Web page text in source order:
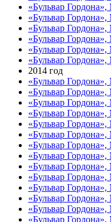
«Бульвар
«Бульвар
«Бульвар
«Бульвар
«Бульвар
«Бульвар
2014 год
«Бульвар
«Бульвар
«Бульвар
«Бульвар
«Бульвар
«Бульвар
«Бульвар
«Бульвар
«Бульвар
«Бульвар
«Бульвар
«Бульвар
«Бульвар
«Бульвар